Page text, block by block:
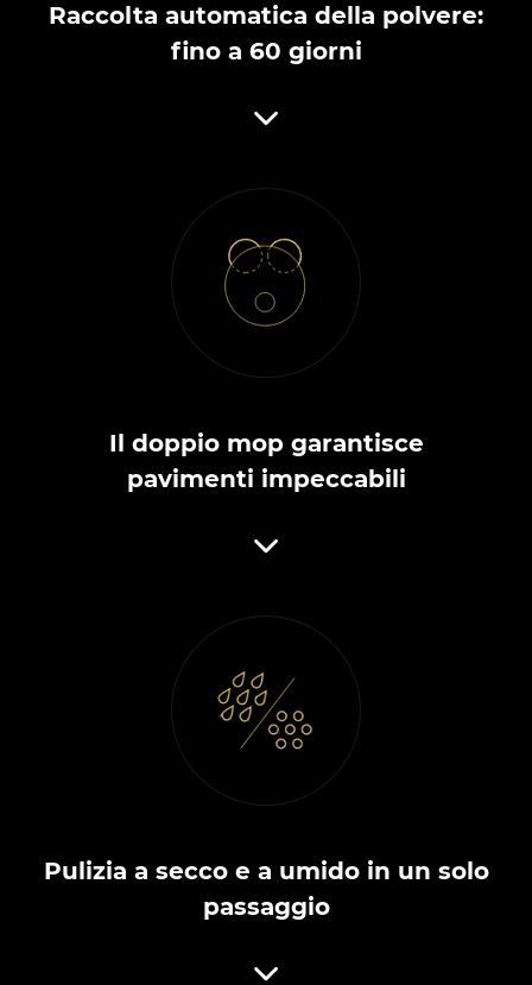
Raccolta automatica della polvere:
fino a 60 giorni
Il doppio mop garantisce
pavimenti impeccabili
Pulizia a secco e a umido in un solo
passaggio